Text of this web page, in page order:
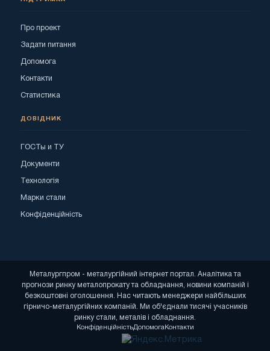
Про проект
Задати питання
Допомога
Контакти
Статистика
ДОВІДНИК
ГОСТы и ТУ
Документи
Технологія
Марки стали
Конфіденційність
Металургпром - металургійний інтернет портал. Аналітика та
прогнози ринку металопрокату та обладнання, новини компаній і
безкоштовні оголошення. Нас читають менеджери найбільших
гірничо-металургійних компаній. Ми об'єднали тисячі учасників
ринку стали, металів і обладнання.
КонфіденційністьДопомогаКонтакти